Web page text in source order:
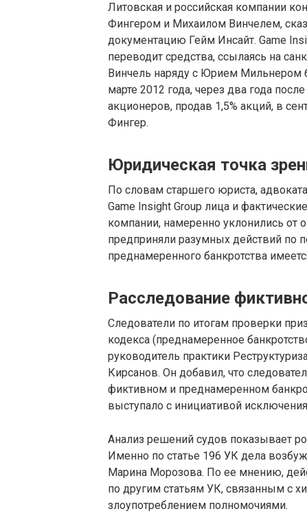
Литовская и российская компании
Фингером и Михаилом Винчелем,
документацию Гейм Инсайт. Game
переводит средства, ссылаясь на
Винчель наряду с Юрием Мильнером
марте 2012 года, через два года
акционеров, продав 1,5% акций, в
Фингер.
Юридическая точка
По словам старшего юриста,
Game Insight Group лица и
компании, намеренно уклонились от
предприняли разумных действий по
преднамеренного банкротства
Расследование
Следователи по итогам проверки
кодекса (преднамеренное
руководитель практики
Кирсанов. Он добавил, что
фиктивном и преднамеренном
выступало с инициативой исключения
Анализ решений судов показывает
Именно по статье 196 УК дела
Марина Морозова. По ее мнению,
по другим статьям УК, связанным с
злоупотреблением полномочиями.